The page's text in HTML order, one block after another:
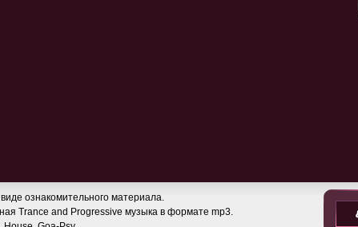
ознакомительного материала.
Trance and Progressive музыка в формате mp3.